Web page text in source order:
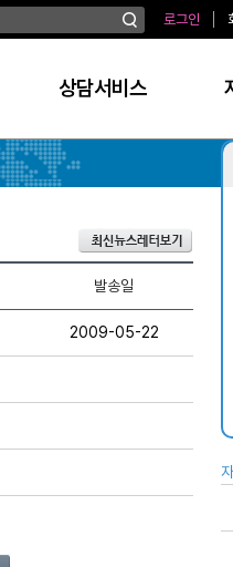
로그인
상담서비스
발송일
2009-05-22